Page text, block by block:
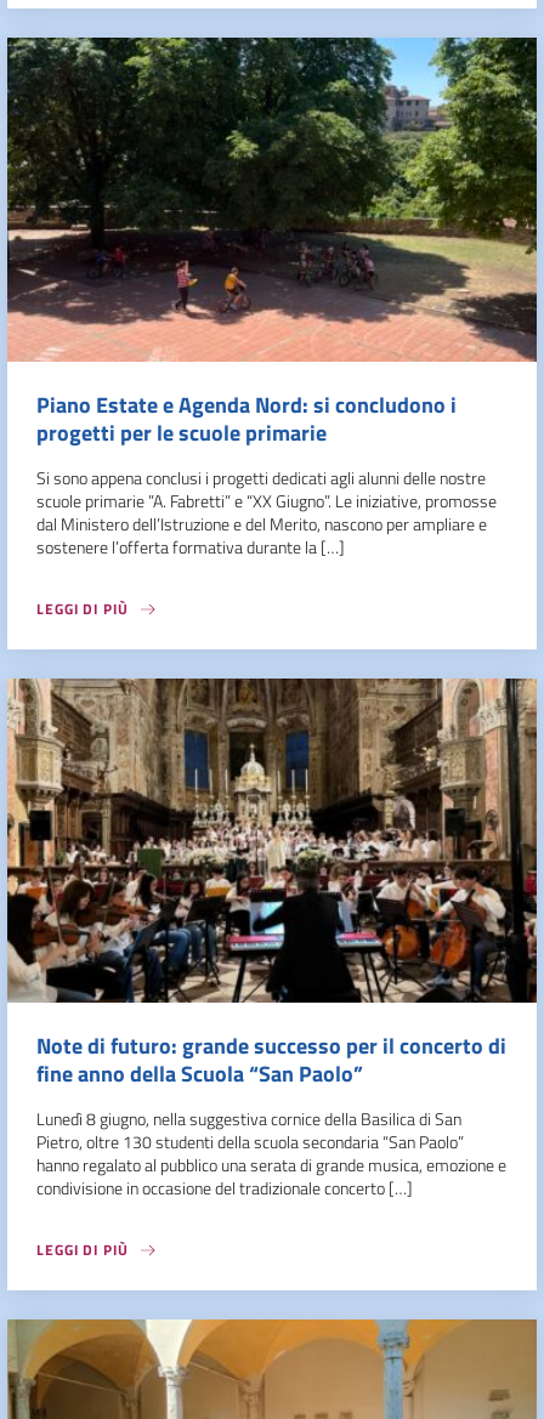
Piano Estate e Agenda Nord: si concludono i
progetti per le scuole primarie
Si sono appena conclusi i progetti dedicati agli alunni delle nostre
scuole primarie ”A. Fabretti” e “XX Giugno”. Le iniziative, promosse
dal Ministero dell’Istruzione e del Merito, nascono per ampliare e
sostenere l’offerta formativa durante la […]
LEGGI DI PIÙ
Note di futuro: grande successo per il concerto di
fine anno della Scuola “San Paolo”
Lunedì 8 giugno, nella suggestiva cornice della Basilica di San
Pietro, oltre 130 studenti della scuola secondaria “San Paolo”
hanno regalato al pubblico una serata di grande musica, emozione e
condivisione in occasione del tradizionale concerto […]
LEGGI DI PIÙ